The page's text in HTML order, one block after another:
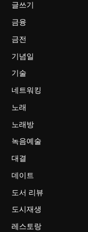
글쓰기
금융
금전
기념일
기술
네트워킹
노래
노래방
녹음예술
대결
데이트
도서 리뷰
도시재생
레스토랑